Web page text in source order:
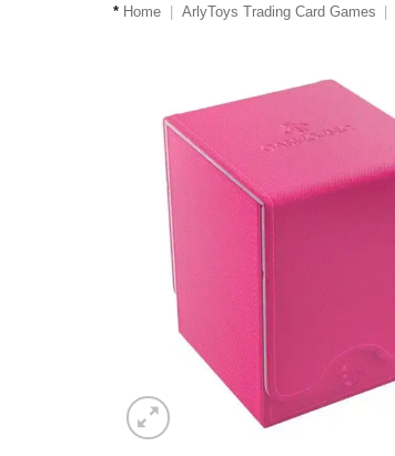
* Home ArlyToys Trading Card Games